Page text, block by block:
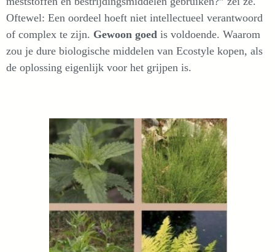
Oftewel: Een oordeel hoeft niet intellectueel verantwoord
of complex te zijn. Gewoon goed is voldoende. Waarom
zou je dure biologische middelen van Ecostyle kopen, als
de oplossing eigenlijk voor het grijpen is.